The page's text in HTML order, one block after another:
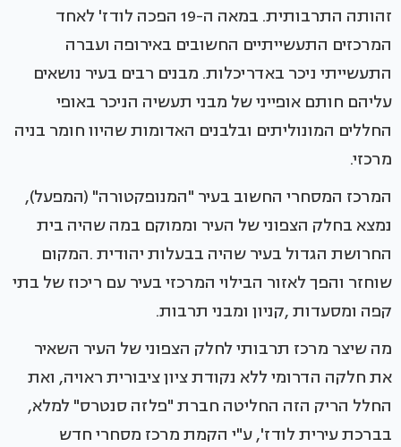
זהותה התרבותית. במאה ה-19 הפכה לודז' לאחד
המרכזים התעשייתיים החשובים באירופה ועברה
התעשייתי ניכר באדריכלות. מבנים רבים בעיר נושאים
עליהם חותם אופייני של מבני תעשיה הניכר באופי
החללים המונוליתים ובלבנים האדומות שהיוו חומר בניה
מרכזי.
המרכז המסחרי החשוב בעיר "המנופקטורה" (המפעל),
נמצא בחלק הצפוני של העיר וממוקם במה שהיה בית
החרושת הגדול בעיר שהיה בבעלות יהודית .המקום
שוחזר והפך לאזור הבילוי המרכזי בעיר עם ריכוז של בתי
קפה ומסעדות ,קניון ומבני תרבות.
מה שיצר מרכז תרבותי לחלק הצפוני של העיר השאיר
את חלקה הדרומי ללא נקודת ציון ציבורית ראויה, ואת
החלל הריק הזה החליטה חברת "פלזה סנטרס" למלא,
בברכת עירית לודז', ע"י הקמת מרכז מסחרי חדש